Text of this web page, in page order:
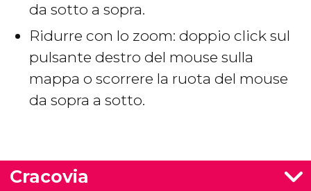
da sotto a sopra.
Ridurre con lo zoom: doppio click sul
pulsante destro del mouse sulla
mappa o scorrere la ruota del mouse
da sopra a sotto.
Cracovia